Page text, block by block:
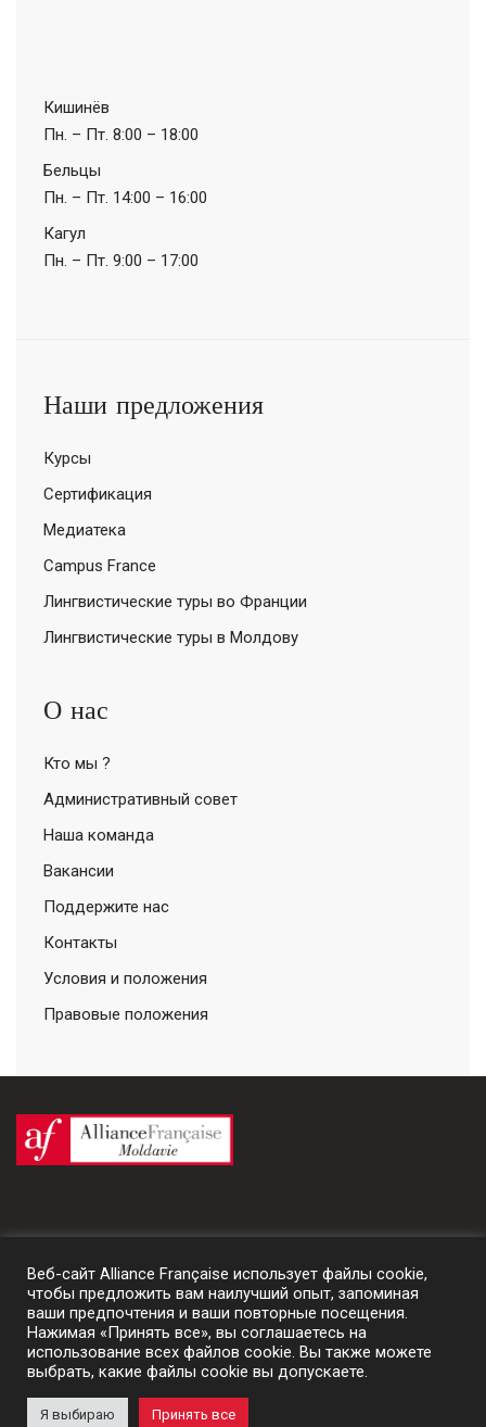
Кишинёв
Пн. – Пт. 8:00 – 18:00
Бельцы
Пн. – Пт. 14:00 – 16:00
Кагул
Пн. – Пт. 9:00 – 17:00
Наши предложения
Курсы
Сертификация
Медиатека
Campus France
Лингвистические туры во Франции
Лингвистические туры в Молдову
О нас
Кто мы ?
Административный совет
Наша команда
Вакансии
Поддержите нас
Контакты
Условия и положения
Правовые положения
© 2024 Alliance Française de Moldavie | un site
Веб-сайт Alliance Française использует файлы cookie,
чтобы предложить вам наилучший опыт, запоминая
ваши предпочтения и ваши повторные посещения.
Нажимая «Принять все», вы соглашаетесь на
использование всех файлов cookie. Вы также можете
выбрать, какие файлы cookie вы допускаете.
Я выбираю Принять все